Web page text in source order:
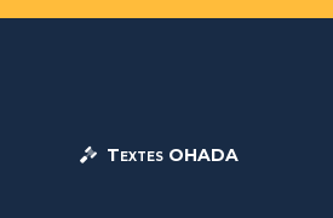
Textes OHADA